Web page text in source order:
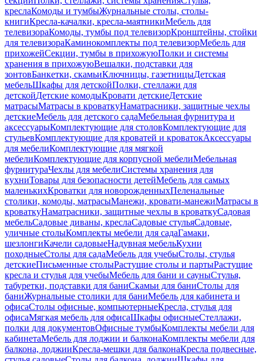
креслаКомоды и тумбыЖурнальные столы, столы-
книгиКресла-качалки, кресла-маятникиМебель для
телевизораКомоды, тумбы под телевизорКронштейны, стойки
для телевизораКаминокомплекты под телевизорМебель для
прихожейСекции, тумбы в прихожуюПолки и системы
хранения в прихожуюВешалки, подставки для
зонтовБанкетки, скамьиКлючницы, газетницыДетская
мебельШкафы для детскойПолки, стеллажи для
детскойДетские комодыКровати детскиеДетские
матрасыМатрасы в кроваткуНаматрасники, защитные чехлы
детскиеМебель для детского садаМебельная фурнитура и
аксессуарыКомплектующие для столовКомплектующие для
стульевКомплектующие для кроватей и кроватокАксессуары
для мебелиКомплектующие для мягкой
мебелиКомплектующие для корпусной мебелиМебельная
фурнитураЧехлы для мебелиСистемы хранения для
кухниТовары для безопасности детейМебель для самых
маленькихКроватки для новорожденныхПеленальные
столики, комоды, матрасыМанежи, кровати-манежиМатрасы в
кроваткуНаматрасники, защитные чехлы в кроваткуСадовая
мебельСадовые диваны, креслаСадовые стульяСадовые,
уличные столыКомплекты мебели для садаГамаки,
шезлонгиКачели садовыеНадувная мебельКухни
походныеСтолы для садаМебель для учебыСтолы, стулья
детскиеПисьменные столыРастущие столы и партыРастущие
кресла и стулья для учебыМебель для бани и сауныСтулья,
табуретки, подставки для баниСкамьи для баниСтолы для
баниЖурнальные столики для баниМебель для кабинета и
офисаСтолы офисные, компьютерныеКресла, стулья для
офисаМягкая мебель для офисаШкафы офисныеСтеллажи,
полки для документовОфисные тумбыКомплекты мебели для
кабинетаМебель для лоджии и балконаКомплекты мебели для
балкона, лоджииКресла-мешки для балконаКресла подвесные,